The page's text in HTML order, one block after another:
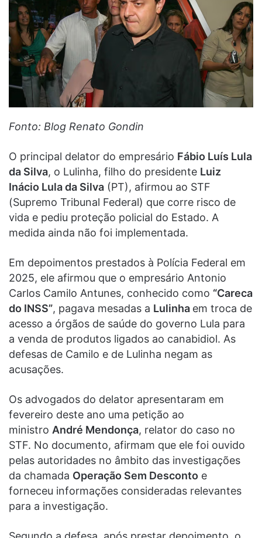
Fonto: Blog Renato Gondin
O principal delator do empresário Fábio Luís Lula
da Silva, o Lulinha, filho do presidente Luiz
Inácio Lula da Silva (PT), afirmou ao STF
(Supremo Tribunal Federal) que corre risco de
vida e pediu proteção policial do Estado. A
medida ainda não foi implementada.
Em depoimentos prestados à Polícia Federal em
2025, ele afirmou que o empresário Antonio
Carlos Camilo Antunes, conhecido como “Careca
do INSS”, pagava mesadas a Lulinha em troca de
acesso a órgãos de saúde do governo Lula para
a venda de produtos ligados ao canabidiol. As
defesas de Camilo e de Lulinha negam as
acusações.
Os advogados do delator apresentaram em
fevereiro deste ano uma petição ao
ministro André Mendonça, relator do caso no
STF. No documento, afirmam que ele foi ouvido
pelas autoridades no âmbito das investigações
da chamada Operação Sem Desconto e
forneceu informações consideradas relevantes
para a investigação.